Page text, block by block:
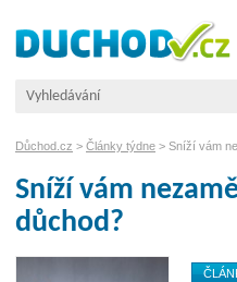
Důchod.cz > Články týdne > Sníží vám
Sníží vám
důchod?